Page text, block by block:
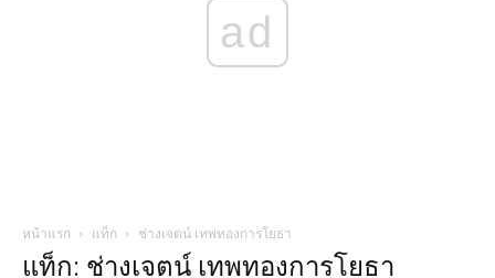
ad
หน้าแรก แท็ก ช่างเจตน์ เทพทองการโยธา
แท็ก: ช่างเจตน์ เทพทองการโยธา